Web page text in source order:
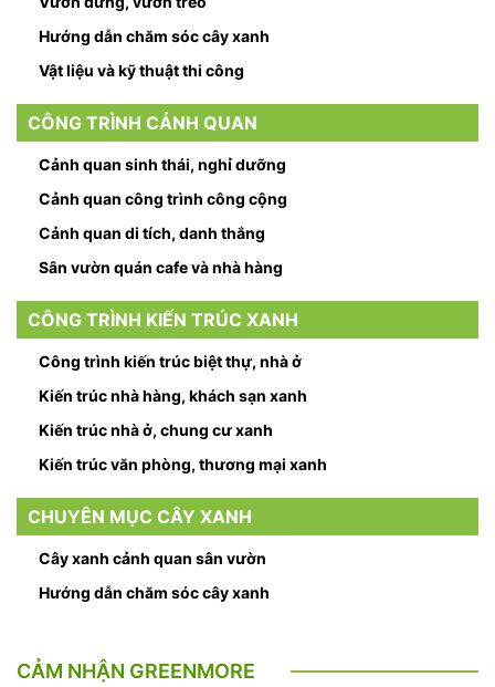
Hướng dẫn chăm sóc cây xanh
Vật liệu và kỹ thuật thi công
CÔNG TRÌNH CẢNH QUAN
Cảnh quan sinh thái, nghỉ dưỡng
Cảnh quan công trình công cộng
Cảnh quan di tích, danh thắng
Sân vườn quán cafe và nhà hàng
CÔNG TRÌNH KIẾN TRÚC XANH
Công trình kiến trúc biệt thự, nhà ở
Kiến trúc nhà hàng, khách sạn xanh
Kiến trúc nhà ở, chung cư xanh
Kiến trúc văn phòng, thương mại xanh
CHUYÊN MỤC CÂY XANH
Cây xanh cảnh quan sân vườn
Hướng dẫn chăm sóc cây xanh
CẢM NHẬN GREENMORE